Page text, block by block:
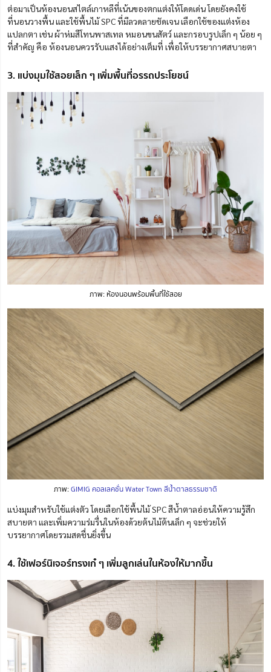
ต่อมาเป็นห้องนอนสไตล์เกาหลีที่เน้นของตกแต่งให้โดดเด่น โดยยังคงใช้
ที่นอนวางพื้น และใช้พื้นไม้ SPC ที่มีลวดลายชัดเจน เลือกใช้ของแต่งห้อง
แปลกตา เช่น ผ้าห่มสีโทนพาสเทล หมอนขนสัตว์ และกรอบรูปเล็ก ๆ น้อย ๆ
ที่สำคัญ คือ ห้องนอนควรรับแสงได้อย่างเต็มที่ เพื่อให้บรรยากาศสบายตา
3. แบ่งมุมใช้สอยเล็ก ๆ เพิ่มพื้นที่อรรถประโยชน์
ภาพ: ห้องนอนพร้อมพื้นที่ใช้สอย
ภาพ:GIMIG คอลเลคชั่น Water Town สีน้ำตาลธรรมชาติ
แบ่งมุมสำหรับใช้แต่งตัว โดยเลือกใช้พื้นไม้ SPC สีน้ำตาลอ่อนให้ความรู้สึก
สบายตา และเพิ่มความร่มรื่นในห้องด้วยต้นไม้ต้นเล็ก ๆ จะช่วยให้
บรรยากาศโดยรวมสดชื่นยิ่งขึ้น
4. ใช้เฟอร์นิเจอร์ทรงเก๋ ๆ เพิ่มลูกเล่นในห้องให้มากขึ้น